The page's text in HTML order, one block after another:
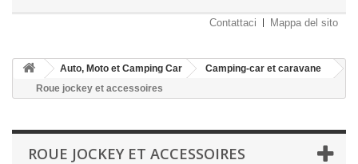
Contattaci Mappa del sito
Auto, Moto et Camping Car
Camping-car et caravane
Roue jockey et accessoires
ROUE JOCKEY ET ACCESSOIRES